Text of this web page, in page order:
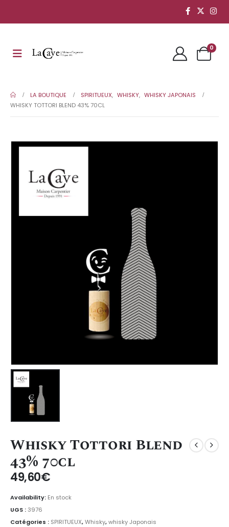
0
LA BOUTIQUE SPIRITUEUX, WHISKY, WHISKY JAPONAIS
WHISKY TOTTORI BLEND 43% 70CL
Whisky Tottori Blend
43% 70cl
49,60€
Availability: En stock
UGS :3976
Catégories : SPIRITUEUX,Whisky,whisky Japonais